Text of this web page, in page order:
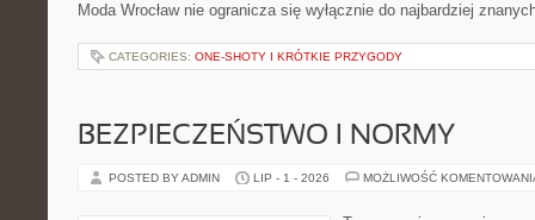
Moda Wrocław nie ogranicza się wyłącznie do najbardziej
CATEGORIES: ONE-SHOTY I KRÓTKIE PRZYGODY
BEZPIECZEŃSTWO I NORMY
POSTED BY ADMIN LIP - 1 - 2026 MOŻLIWOŚĆ